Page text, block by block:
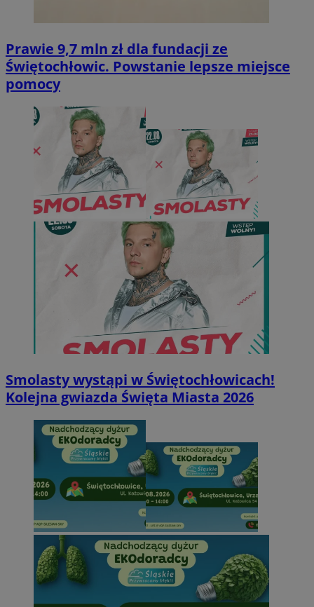
Prawie 9,7 mln zł dla fundacji ze
Świętochłowic. Powstanie lepsze miejsce
pomocy
Smolasty wystąpi w Świętochłowicach!
Kolejna gwiazda Święta Miasta 2026